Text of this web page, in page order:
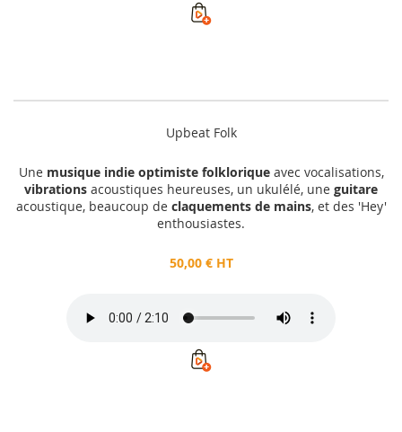
Upbeat Folk
Une musique indie optimiste folkloriqueavec vocalisations,
vibrations acoustiques heureuses, un ukulélé, une guitare
acoustique, beaucoup de claquements de mains, et des 'Hey'
enthousiastes.
50,00 € HT